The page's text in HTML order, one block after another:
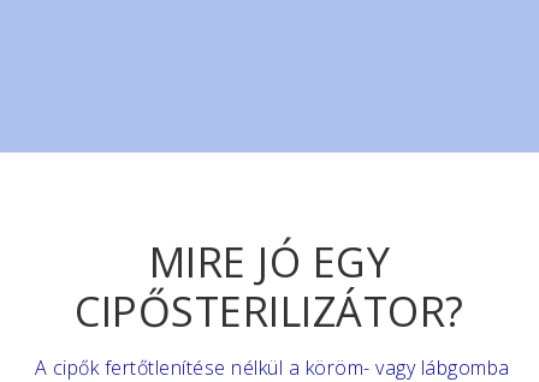
MIRE JÓ EGY
CIPŐSTERILIZÁTOR?
A cipők fertőtlenítése nélkül a köröm- vagy lábgomba